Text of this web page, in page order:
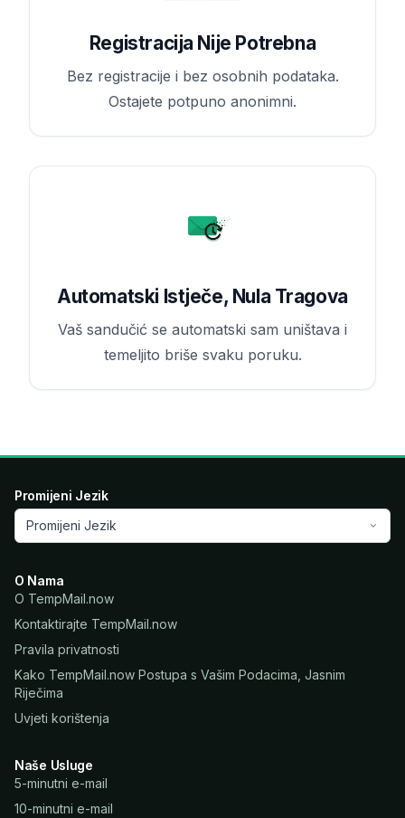
Registracija Nije Potrebna
Bez registracije i bez osobnih podataka.
Ostajete potpuno anonimni.
Automatski Istječe, Nula Tragova
Vaš sandučić se automatski sam uništava i
temeljito briše svaku poruku.
Promijeni Jezik
Promijeni Jezik
O Nama
O TempMail.now
Kontaktirajte TempMail.now
Pravila privatnosti
Kako TempMail.now Postupa s Vašim Podacima, Jasnim
Riječima
Uvjeti korištenja
Naše Usluge
5-minutni e-mail
10-minutni e-mail